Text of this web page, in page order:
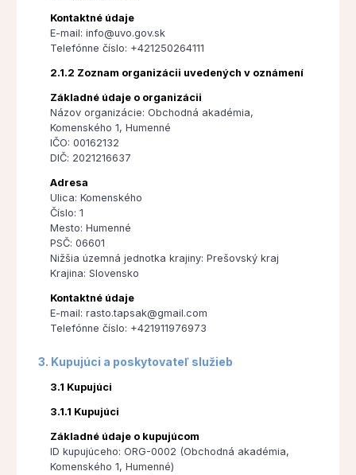
Kontaktné údaje
E-mail: info@uvo.gov.sk
Telefónne číslo: +421250264111
2.1.2 Zoznam organizácii uvedených v oznámení
Základné údaje o organizácii
Názov organizácie: Obchodná akadémia,
Komenského 1, Humenné
IČO: 00162132
DIČ: 2021216637
Adresa
Ulica: Komenského
Číslo: 1
Mesto: Humenné
PSČ: 06601
Nižšia územná jednotka krajiny: Prešovský kraj
Krajina: Slovensko
Kontaktné údaje
E-mail: rasto.tapsak@gmail.com
Telefónne číslo: +421911976973
3. Kupujúci a poskytovateľ služieb
3.1 Kupujúci
3.1.1 Kupujúci
Základné údaje o kupujúcom
ID kupujúceho: ORG-0002 (Obchodná akadémia,
Komenského 1, Humenné)